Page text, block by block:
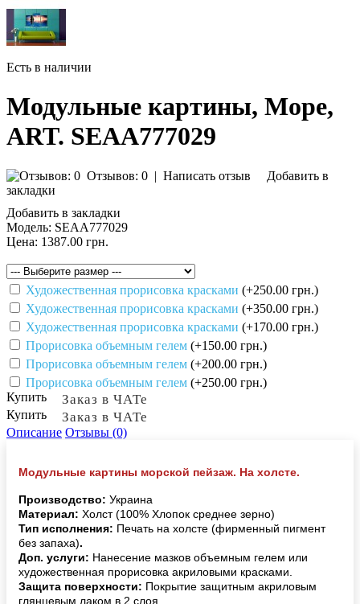
Есть в наличии
Модульные картины, Море,
ART. SEAA777029
Отзывов: 0 | Написать отзыв
Добавить в
закладки
Добавить в закладки
Модель: SEAA777029
Цена: 1387.00 грн.
Художественная прорисовка красками (+250.00 грн.)
Художественная прорисовка красками (+350.00 грн.)
Художественная прорисовка красками (+170.00 грн.)
Прорисовка объемным гелем (+150.00 грн.)
Прорисовка объемным гелем (+200.00 грн.)
Прорисовка объемным гелем (+250.00 грн.)
Купить
Заказ в ЧАТе
Купить Заказ в ЧАТе
Описание Отзывы (0)
Модульные картины морской пейзаж. На холсте.
Производство: Украина
Материал: Холст (100% Хлопок среднее зерно)
Тип исполнения: Печать на холсте (фирменный пигмент
без запаха).
Доп. услуги: Нанесение мазков объемным гелем или
художественная прорисовка акриловыми красками.
Защита поверхности: Покрытие защитным акриловым
глянцевым лаком в 2 слоя.